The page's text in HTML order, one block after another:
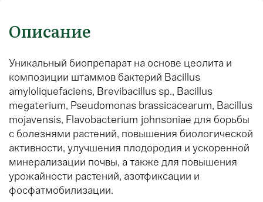
Описание
Уникальный биопрепарат на основе цеолита и
композиции штаммов бактерий Bacillus
amyloliquefaciens, Brevibacillus sp., Bacillus
megaterium, Pseudomonas brassicacearum, Bacillus
mojavensis, Flavobacterium johnsoniae для борьбы
с болезнями растений, повышения биологической
активности, улучшения плодородия и ускоренной
минерализации почвы, а также для повышения
урожайности растений, азотфиксации и
фосфатмобилизации.